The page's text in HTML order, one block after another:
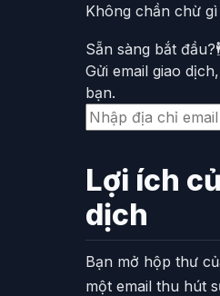
Không chần chừ
Sẵn sàng bắt
Gửi email giao
bạn.
Lợi ích
dịch
Bạn mở hộp thư
một email thu hút